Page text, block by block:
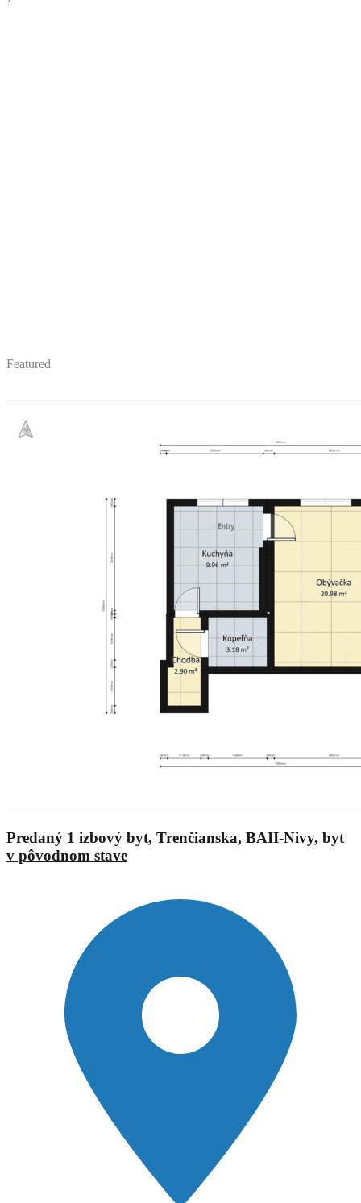
Featured
Predaný 1 izbový byt, Trenčianska, BAII-Nivy, byt
v pôvodnom stave